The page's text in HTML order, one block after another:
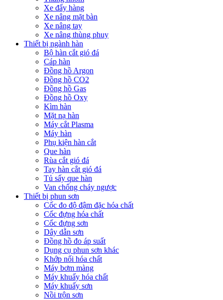
Xe đẩy hàng
Xe nâng mặt bàn
Xe nâng tay
Xe nâng thùng phuy
Thiết bị ngành hàn
Bộ hàn cắt gió đá
Cáp hàn
Đồng hồ Argon
Đồng hồ CO2
Đồng hồ Gas
Đồng hồ Oxy
Kìm hàn
Mặt nạ hàn
Máy cắt Plasma
Máy hàn
Phụ kiện hàn cắt
Que hàn
Rùa cắt gió đá
Tay hàn cắt gió đá
Tủ sấy que hàn
Van chống cháy ngược
Thiết bị phun sơn
Cốc đo độ đậm đặc hóa chất
Cốc đựng hóa chất
Cốc đựng sơn
Dây dẫn sơn
Đồng hồ đo áp suất
Dụng cụ phun sơn khác
Khớp nối hóa chất
Máy bơm màng
Máy khuấy hóa chất
Máy khuấy sơn
Nồi trộn sơn